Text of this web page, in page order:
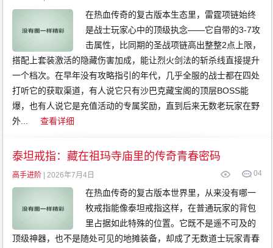
在热血传奇的复古版本生态里，雷霆项链始终
是战士玩家心中的顶级执念——它自带的3-7攻
击属性，比同期的圣战项链高出整整2点上限，
搭配上套装激活的隐藏伤害加成，能让烈火剑法的斩杀线直接提升
一个档次。在早年没有攻略指引的年代，几乎全服的战士都在四处
打听它的获取渠道，有人说它只有沙巴克藏宝阁的顶层BOSS能
爆，也有人说它是充值活动的专属奖励，直到后来无数老玩家在野
外...
查看详细
泰坦戒指：藏在祖玛寺庙里的传奇青春密码
4
0
高手进阶 | 2026年7月4日
在热血传奇的复古版本世界里，从来没有哪一
枚戒指能像泰坦戒指这样，在普通玩家的背包
里占据如此特殊的位置。它既不是遥不可及的
顶级神器，也不是随处可见的地摊装备，却成了无数道士玩家青春